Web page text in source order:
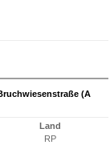
(A
Land
RP